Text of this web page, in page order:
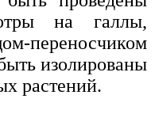
на галлы,
изолированы
растений.